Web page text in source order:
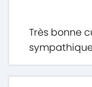
Très bonne